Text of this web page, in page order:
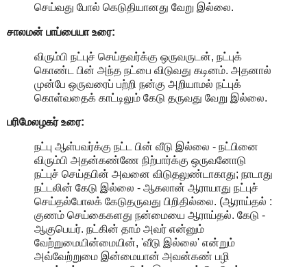
செய்வது போல் கெடுதியானது வேறு இல்லை.
சாலமன் பாப்பையா உரை:
விரும்பி நட்புச் செய்தவர்க்கு ஒருவருடன், நட்புக்
கொண்ட பின் அந்த நட்பை விடுவது கடினம். அதனால்
முன்பே ஒருவரைப் பற்றி நன்கு அறியாமல் நட்புக்
கொள்வதைக் காட்டிலும் கேடு தருவது வேறு இல்லை.
பரிமேலழகர் உரை:
நட்பு ஆள்பவர்க்கு நட்ட பின் வீடு இல்லை - நட்பினை
விரும்பி அதன்கண்ணே நிற்பார்க்கு ஒருவனோடு
நட்புச் செய்தபின் அவனை விடுதலுண்டாகாது; நாடாது
நட்டலின் கேடு இல்லை - ஆகலான் ஆராயாது நட்புச்
செய்தல்போலக் கேடுதருவது பிறிதில்லை. (ஆராய்தல் :
குணம் செய்கைகளது நன்மையை ஆராய்தல். கேடு -
ஆகுபெயர். நட்கின் தாம் அவர் என்னும்
வேற்றுமையின்மையின், 'வீடு இல்லை' என்றும்
அவ்வேற்றுமை இன்மையான் அவன்கண் பழி